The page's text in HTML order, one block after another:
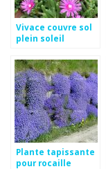
Vivace couvre sol
plein soleil
Plante tapissante
pour rocaille